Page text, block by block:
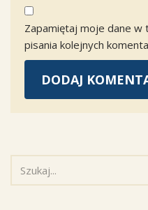
Zapamiętaj moje dane
pisania kolejnych